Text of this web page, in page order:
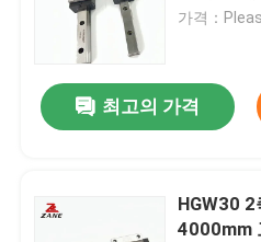
가격：
최고의 가격
HGW30
4000mm